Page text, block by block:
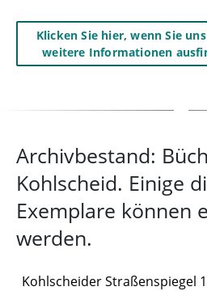
Klicken Sie hier, wenn Sie
weitere Informationen
Archivbestand:
Kohlscheid. Einige
Exemplare können
werden.
Kohlscheider Straßenspiegel